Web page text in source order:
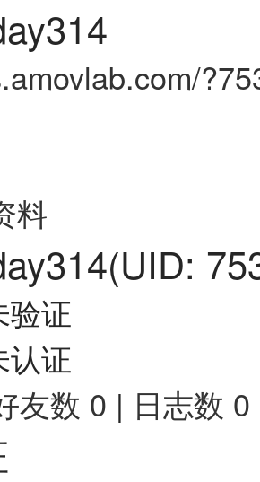
料
(UID:
验证
认证
友数 0 | 日志数 0